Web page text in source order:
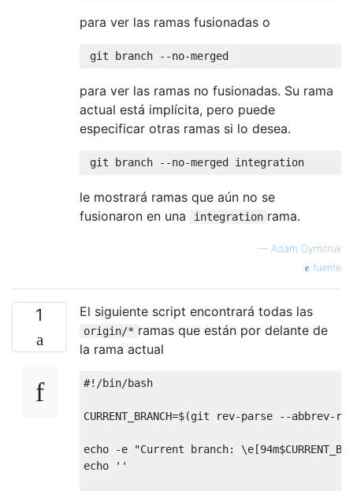
para ver las ramas fusionadas o
para ver las ramas no fusionadas. Su rama
actual está implícita, pero puede
especificar otras ramas si lo desea.
le mostrará ramas que aún no se
fusionaron en una
integration rama.
— Adam Dymitruk
fuente
1 El siguiente script encontrará todas las
origin/* ramas que están por delante de
la rama actual
#!/bin/bash
CURRENT_BRANCH=$(git rev-parse --abbrev-
echo -e "Current branch:
echo ''